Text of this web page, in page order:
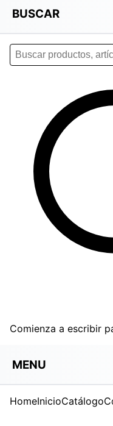
BUSCAR
Comienza a escribir
MENU
HomeInicioCatálogo